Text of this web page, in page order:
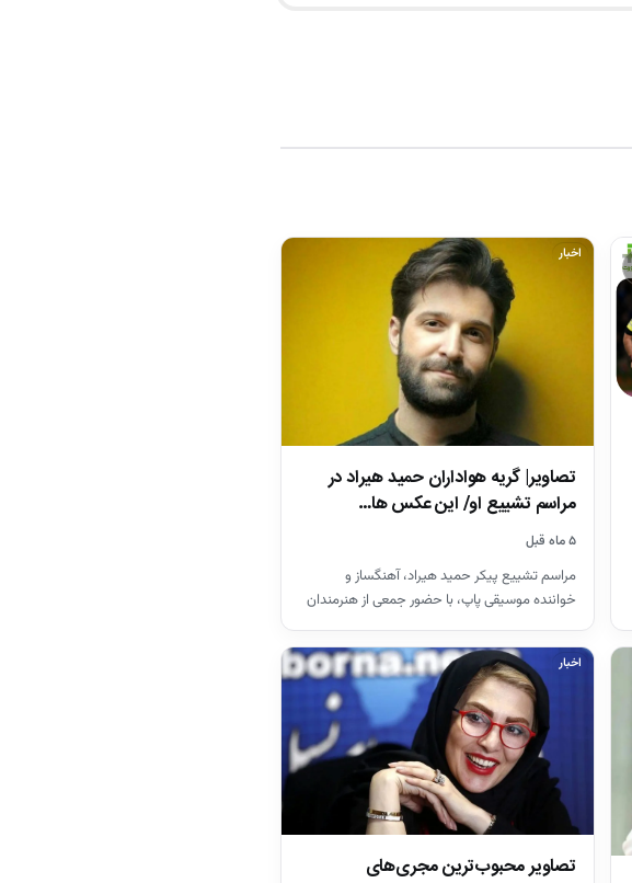
اخبار
تصاویر| گریه هواداران حمید هیراد در
مراسم تشییع او/ این عکس ها…
۵ ماه قبل
مراسم تشییع پیکر حمید هیراد، آهنگساز و
خواننده موسیقی پاپ، با حضور جمعی از هنرمندان
اخبار
تصاویر محبوب‌ترین مجری‌های